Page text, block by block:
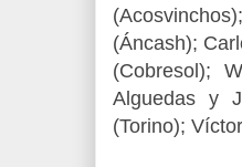
(Áncash);
(Cobresol);
Alguedas y
(Torino);